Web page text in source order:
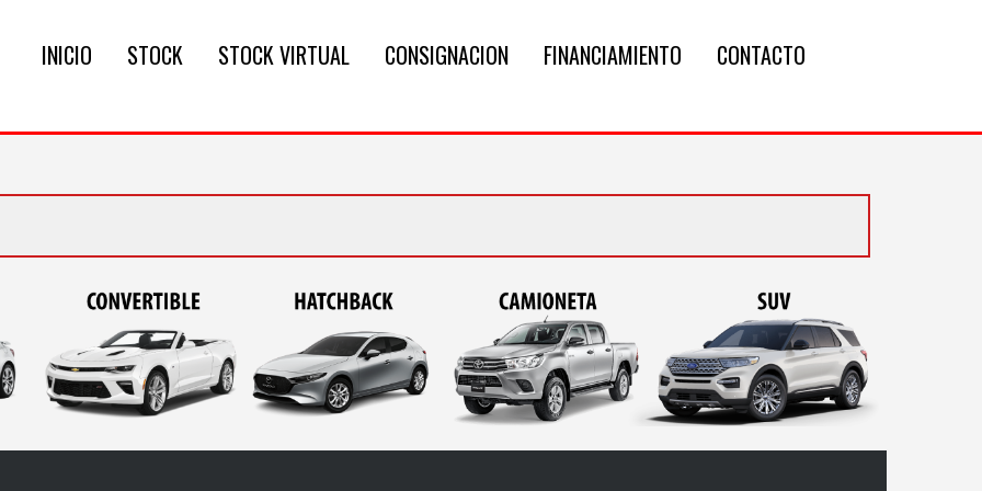
INICIO STOCK STOCK VIRTUAL CONSIGNACION FINANCIAMIENTO CONTACTO